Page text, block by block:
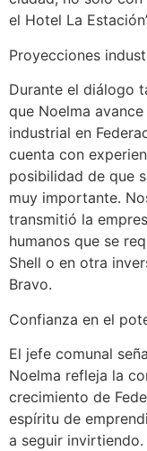
el Hotel La
Proyecciones
Durante el diálogo
que Noelma
industrial en
cuenta con
posibilidad de que
muy importante.
transmitió la
humanos que se
Shell o en otra
Bravo.
Confianza en el
El jefe comunal
Noelma refleja la
crecimiento de
espíritu de
a seguir